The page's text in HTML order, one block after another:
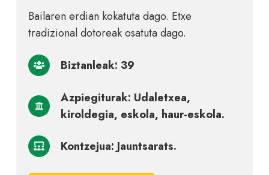
Bailaren erdian kokatuta dago. Etxe
tradizional dotoreak osatuta dago.
Biztanleak: 39
Azpiegiturak: Udaletxea,
kiroldegia, eskola, haur-eskola.
Kontzejua: Jauntsarats.